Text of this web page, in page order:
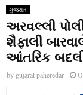
ગુજરાત
અરવલ્લી
શૈફાલી
આંતરિક બદલી
by gujarat paheredar